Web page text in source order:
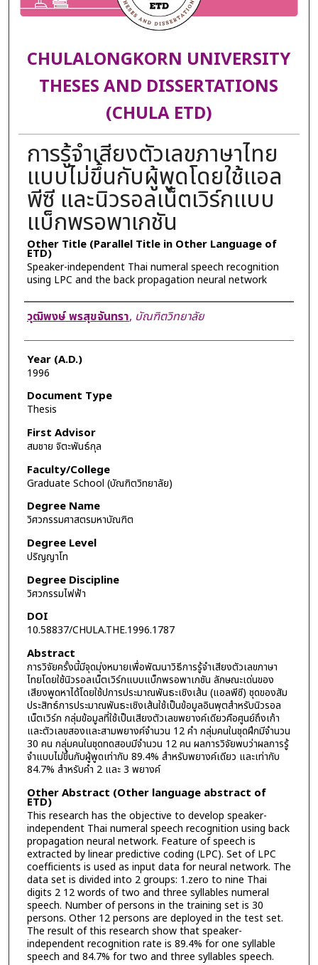
CHULALONGKORN UNIVERSITY
THESES AND DISSERTATIONS
(CHULA ETD)
การรู้จำเสียงตัวเลขภาษาไทย
แบบไม่ขึ้นกับผู้พูดโดยใช้แอล
พีซี และนิวรอลเน็ตเวิร์กแบบ
แบ็กพรอพาเกชัน
Other Title (Parallel Title in Other Language of
ETD)
Speaker-independent Thai numeral speech recognition
using LPC and the back propagation neural network
Author
วุฒิพงษ์ พรสุขจันทรา, บัณฑิตวิทยาลัย
Year (A.D.)
1996
Document Type
Thesis
First Advisor
สมชาย จิตะพันธ์กุล
Faculty/College
Graduate School (บัณฑิตวิทยาลัย)
Degree Name
วิศวกรรมศาสตรมหาบัณฑิต
Degree Level
ปริญญาโท
Degree Discipline
วิศวกรรมไฟฟ้า
DOI
10.58837/CHULA.THE.1996.1787
Abstract
การวิจัยครั้งนี้มีจุดมุ่งหมายเพื่อพัฒนาวิธีการรู้จำเสียงตัวเลขภาษา
ไทยโดยใช้นิวรอลเน็ตเวิร์กแบบแบ็กพรอพาเกชัน ลักษณะเด่นของ
เสียงพูดหาได้โดยใช้ปการประมาณพันธะเชิงเส้น (แอลพีซี) ชุดของสัม
ประสิทธ์การประมาณพันธะเชิงเส้นใช้เป็นข้อมูลอินพุตสำหรับนิวรอล
เน็ตเวิร์ก กลุ่มข้อมูลที่ใช้เป็นเสียงตัวเลขพยางค์เดียวคือศูนย์ถึงเก้า
และตัวเลขสองและสามพยางค์จำนวน 12 คำ กลุ่มคนในชุดฝึกมีจำนวน
30 คน กลุ่มคนในชุดทดสอบมีจำนวน 12 คน ผลการวิจัยพบว่าผลการรู้
จำแบบไม่ขึ้นกับผู้พูดเท่ากับ 89.4% สำหรับพยางค์เดียว และเท่ากับ
84.7% สำหรับคำ 2 และ 3 พยางค์
Other Abstract (Other language abstract of
ETD)
This research has the objective to develop speaker-
independent Thai numeral speech recognition using back
propagation neural network. Feature of speech is
extracted by linear predictive coding (LPC). Set of LPC
coefficients is used as input data for neural network. The
data set is divided into 2 groups: 1.zero to nine Thai
digits 2 12 words of two and three syllables numeral
speech. Number of persons in the training set is 30
persons. Other 12 persons are deployed in the test set.
The result of this research show that speaker-
independent recognition rate is 89.4% for one syllable
speech and 84.7% for two and three syllables speech.